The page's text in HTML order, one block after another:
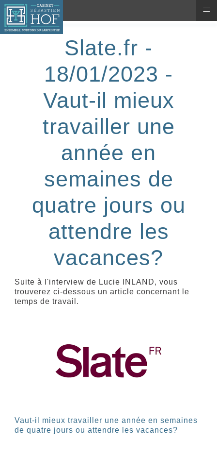
Slate.fr -
18/01/2023 -
Vaut-il mieux
travailler une
année en
semaines de
quatre jours ou
attendre les
vacances?
Suite à l'interview de Lucie INLAND, vous
trouverez ci-dessous un article concernant le
temps de travail.
Vaut-il mieux travailler une année en semaines
de quatre jours ou attendre les vacances?
≡